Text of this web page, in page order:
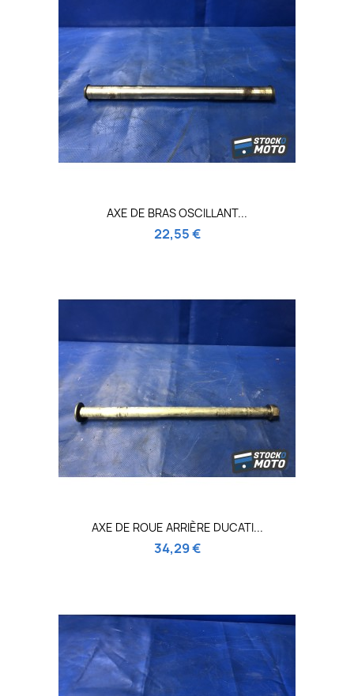
AXE DE BRAS OSCILLANT...
22,55 €
AXE DE ROUE ARRIÈRE DUCATI...
34,29 €